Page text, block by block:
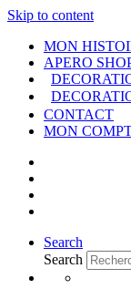
Skip to content
MON
APERO
CONTACT
MON
Search
Search